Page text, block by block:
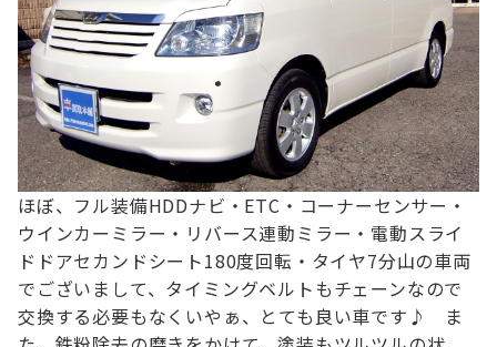
ほぼ、フル装備HDDナビ・ETC・コーナーセンサー・
ウインカーミラー・リバース連動ミラー・電動スライ
ドドアセカンドシート180度回転・タイヤ7分山の車両
でございまして、タイミングベルトもチェーンなので
交換する必要もなく いやぁ、とても良い車です♪
ま